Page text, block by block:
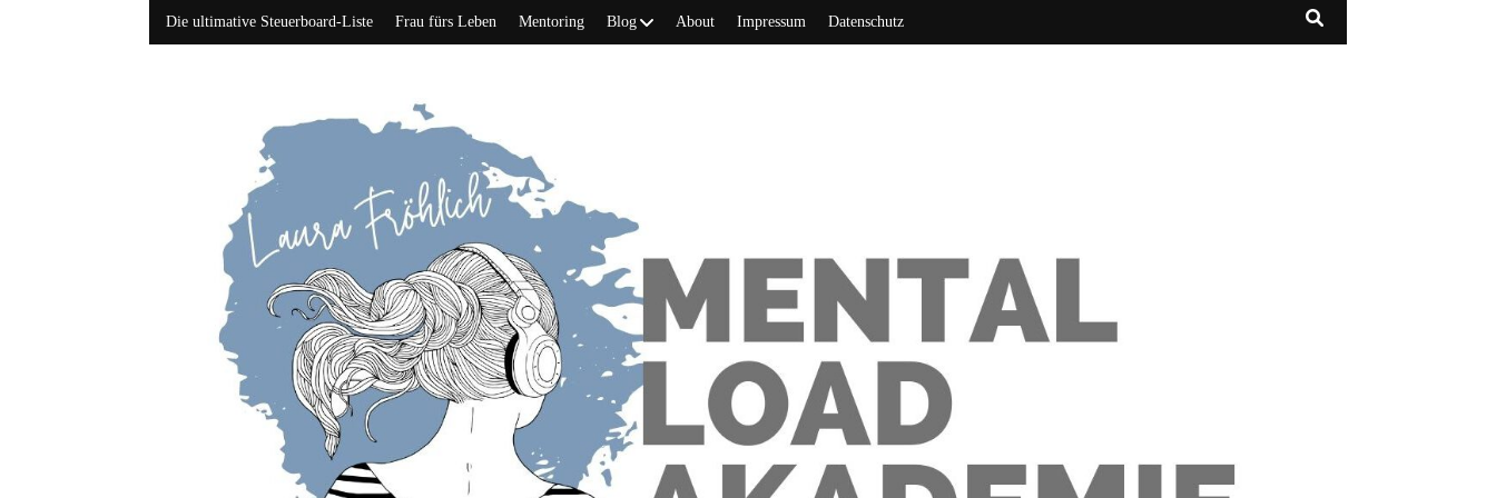
Die ultimative Steuerboard-Liste Frau fürs Leben Mentoring Blog About Impressum Datenschutz